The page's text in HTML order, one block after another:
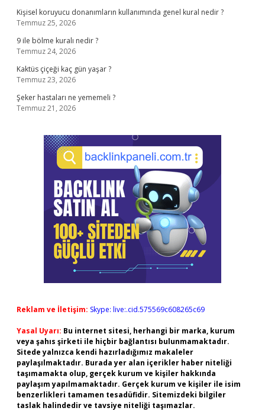
Kişisel koruyucu donanımların kullanımında genel kural nedir ?
Temmuz 25, 2026
9 ile bölme kuralı nedir ?
Temmuz 24, 2026
Kaktüs çiçeği kaç gün yaşar ?
Temmuz 23, 2026
Şeker hastaları ne yememeli ?
Temmuz 21, 2026
Reklam ve İletişim: Skype: live:.cid.575569c608265c69
Yasal Uyarı: Bu internet sitesi, herhangi bir marka, kurum
veya şahıs şirketi ile hiçbir bağlantısı bulunmamaktadır.
Sitede yalnızca kendi hazırladığımız makaleler
paylaşılmaktadır. Burada yer alan içerikler haber niteliği
taşımamakta olup, gerçek kurum ve kişiler hakkında
paylaşım yapılmamaktadır. Gerçek kurum ve kişiler ile isim
benzerlikleri tamamen tesadüfidir. Sitemizdeki bilgiler
taslak halindedir ve tavsiye niteliği taşımazlar.